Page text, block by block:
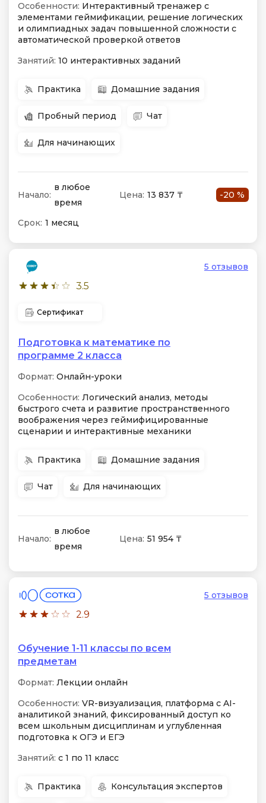
Особенности: Интерактивный тренажер с
элементами геймификации, решение логических
и олимпиадных задач повышенной сложности с
автоматической проверкой ответов
Занятий: 10 интерактивных заданий
Практика Домашние задания
Пробный период Чат
Для начинающих
Начало:
в любое
время
Цена: 13 837 ₸ -20 %
Срок: 1 месяц
3.5
5 отзывов
Сертификат
Подготовка к математике по
программе 2 класса
Формат: Онлайн-уроки
Особенности: Логический анализ, методы
быстрого счета и развитие пространственного
воображения через геймифицированные
сценарии и интерактивные механики
Практика Домашние задания
Чат Для начинающих
Начало:
в любое
время
Цена: 51 954 ₸
2.9
5 отзывов
Обучение 1-11 классы по всем
предметам
Формат: Лекции онлайн
Особенности: VR-визуализация, платформа с AI-
аналитикой знаний, фиксированный доступ ко
всем школьным дисциплинам и углубленная
подготовка к ОГЭ и ЕГЭ
Занятий: с 1 по 11 класс
Практика Консультация экспертов